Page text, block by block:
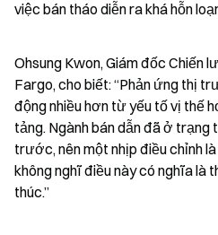
việc bán tháo diễn ra khá hỗn
Ohsung Kwon, Giám đốc Chiến
Fargo, cho biết: “Phản ứng thị
động nhiều hơn từ yếu tố vị thế
tảng. Ngành bán dẫn đã ở
trước, nên một nhịp điều chỉnh
không nghĩ điều này có nghĩa là
thúc.”